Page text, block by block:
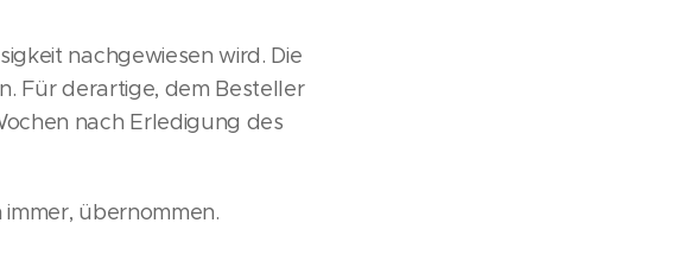
nachgewiesen wird. Die
Für derartige, dem Besteller
nach Erledigung des
übernommen.